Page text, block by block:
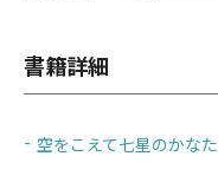
書籍詳細
空をこえて七星のかなた